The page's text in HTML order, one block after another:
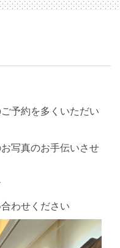
予約を多くいただい
写真のお手伝いさせ
わせください